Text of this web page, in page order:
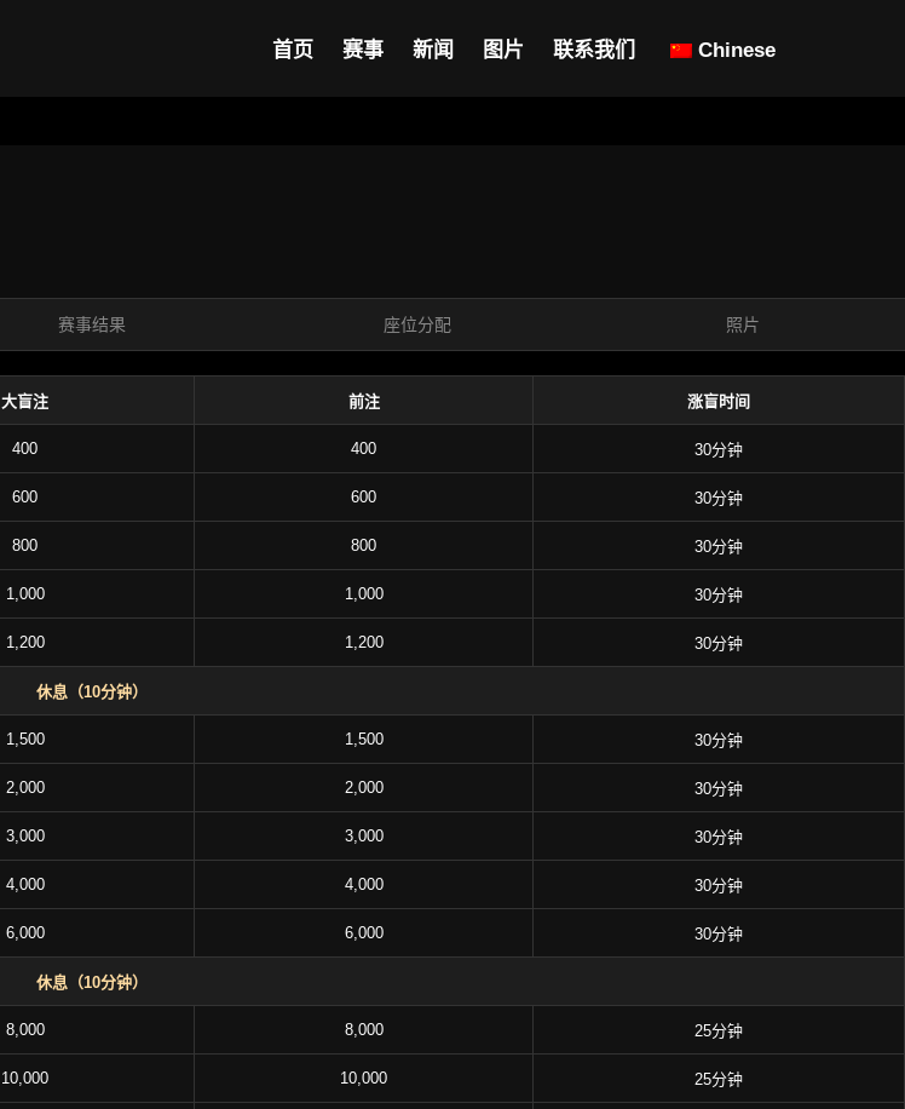
首页 赛事 新闻 图片 联系我们 Chinese
赛事结果 座位分配 照片
大盲注 前注 涨盲时间
400 400 30分钟
600 600 30分钟
800 800 30分钟
1,000 1,000 30分钟
1,200 1,200 30分钟
休息（10分钟）
1,500 1,500 30分钟
2,000 2,000 30分钟
3,000 3,000 30分钟
4,000 4,000 30分钟
6,000 6,000 30分钟
休息（10分钟）
8,000 8,000 25分钟
10,000 10,000 25分钟